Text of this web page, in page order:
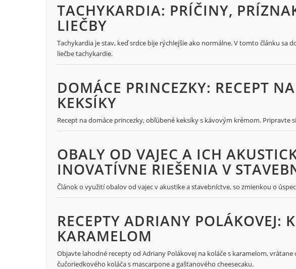
TACHYKARDIA: PRÍČINY,
LIEČBY
Tachykardia je stav, keď srdce bije rýchlejšie ako normálne. V tomto článku sa
liečbe tachykardie.
DOMÁCE PRINCEZKY: RECEPT
KEKSÍKY
Recept na domáce princezky, obľúbené keksíky s kávovým krémom. Pripravte
OBALY OD VAJEC A ICH
INOVATÍVNE RIEŠENIA V
Článok o využití obalov od vajec v akustike a stavebníctve, so zmienkou o
RECEPTY ADRIANY POLÁKOVEJ:
KARAMELOM
Objavte lahodné recepty od Adriany Polákovej na koláče s karamelom,
čučoriedkového koláča s mascarpone a gaštanového cheesecaku.